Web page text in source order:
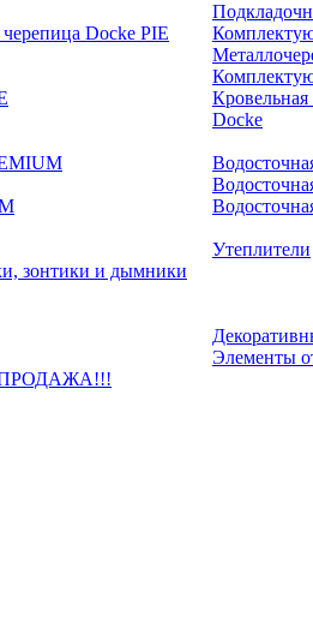
Docke PIE
Docke
Утеплители
зонтики и дымники
Элементы